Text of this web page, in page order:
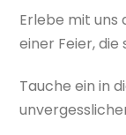
Erlebe mit uns
einer Feier,
Tauche ein in